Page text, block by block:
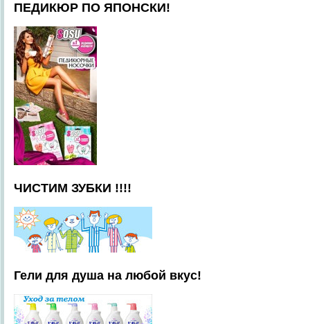
ПЕДИКЮР ПО ЯПОНСКИ!
ЧИСТИМ ЗУБКИ !!!!
Гели для душа на любой вкус!